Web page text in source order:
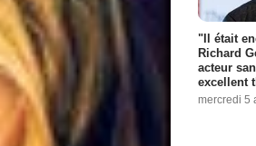
"Il était
Richard
acteur
excellent
mercredi 5